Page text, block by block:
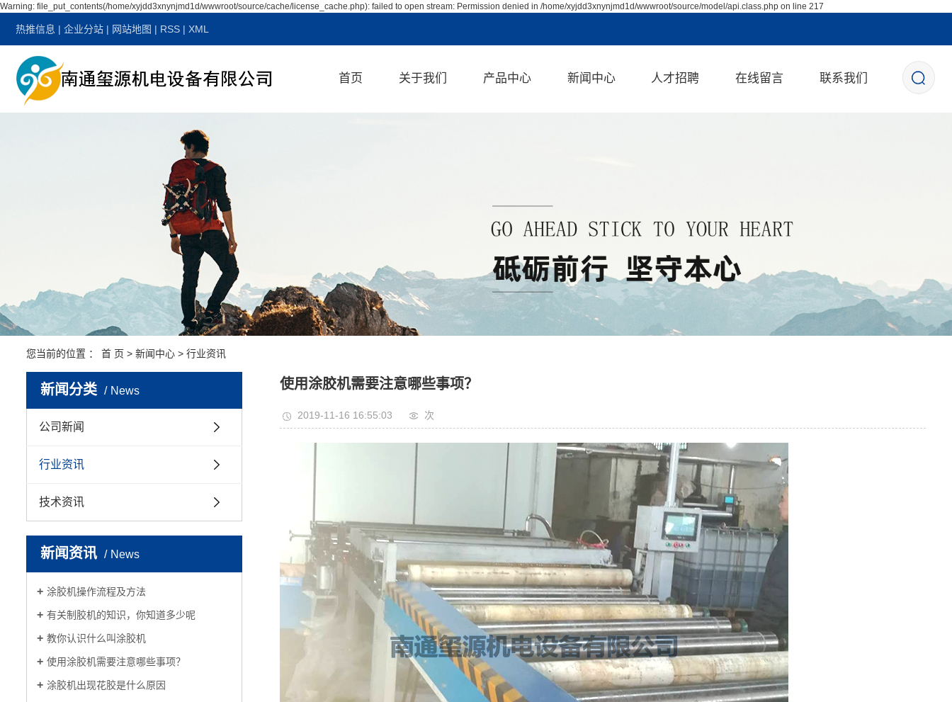
Warning: file_put_contents(/home/xyjdd3xnynjmd1d/wwwroot/source/cache/license_cache.php): failed to open stream: Permission denied in /home/xyjdd3xnynjmd1d/wwwroot/source/model/api.class.php on line 217
热推信息 | 企业分站 | 网站地图 | RSS | XML
首页 关于我们 产品中心
涂胶机
帘子线浸胶机
环氧树脂浸胶机
油冷机
新闻中心 人才招聘 在线留言 联系我们
您当前的位置 ： 首 页 > 新闻中心 > 行业资讯
新闻分类 News
公司新闻
行业资讯
技术资讯
新闻资讯 News
涂胶机操作流程及方法
有关制胶机的知识，你知道多少呢
教你认识什么叫涂胶机
使用涂胶机需要注意哪些事项？
涂胶机出现花胶是什么原因
使用涂胶机需要注意哪些事项？
2019-11-16 16:55:03 次